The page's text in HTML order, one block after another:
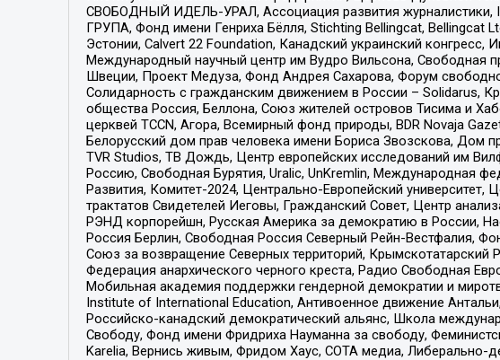
СВОБОДНЫЙ ИДЕЛЬ-УРАЛ, Ассоциация развития
ГРУПА, Фонд имени Генриха Бёлля, Stichting Bellingcat, Bellingcat
Эстонии, Calvert 22 Foundation, Канадский украинский
Международный научный центр им Вудро Вильсона, Свободная
Швеции, Проект Медуза, Фонд Андрея Сахарова, Форум
Солидарность с гражданским движением в России – Solidarus,
общества Россия, Беллона, Союз жителей островов Тисима и
церквей TCCN, Агора, Всемирный фонд природы, BDR Novaja
Белорусский дом прав человека имени Бориса Звозскова, Дом
TVR Studios, ТВ Дождь, Центр европейских исследований им
Россию, Свободная Бурятия, Uralic, UnKremlin, Международная
Развития, Комитет-2024, Центрально-Европейский
трактатов Свидетелей Иеговы, Гражданский Совет, Центр
РЭНД корпорейшн, Русская Америка за демократию в России,
Россия Берлин, Свободная Россия Северный Рейн-Вестфалия,
Союз за возвращение Северных территорий,
Федерация анархического черного креста, Радио Свободная
Мобильная академия поддержки гендерной демократии и
Institute of International Education, Антивоенное движение
Российско-канадский демократический альянс, Школа
Свободу, Фонд имени Фридриха Науманна за свободу,
Karelia, Вернись живым, Фридом Хаус, СОТА медиа, Либерально-